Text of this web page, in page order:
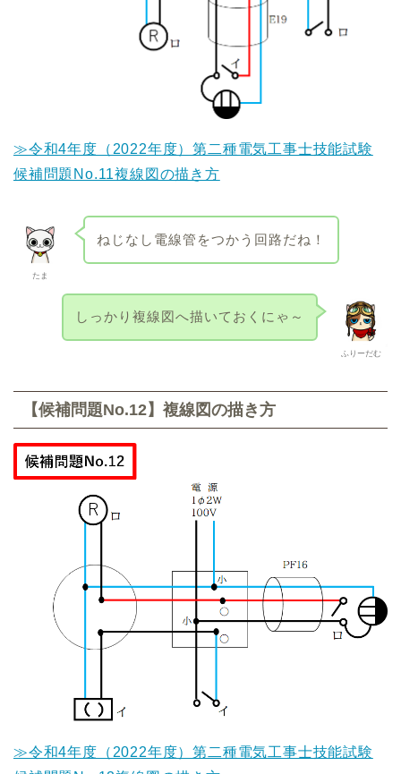
≫令和4年度（2022年度）第二種電気工事士技能試験
候補問題No.11複線図の描き方
たま
ねじなし電線管をつかう回路だね！
ふりーだむ
しっかり複線図へ描いておくにゃ～
【候補問題No.12】複線図の描き方
≫令和4年度（2022年度）第二種電気工事士技能試験